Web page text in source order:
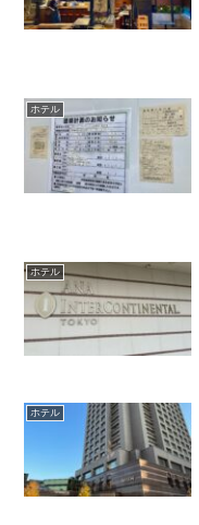
ホテル
ホテル
ホテル